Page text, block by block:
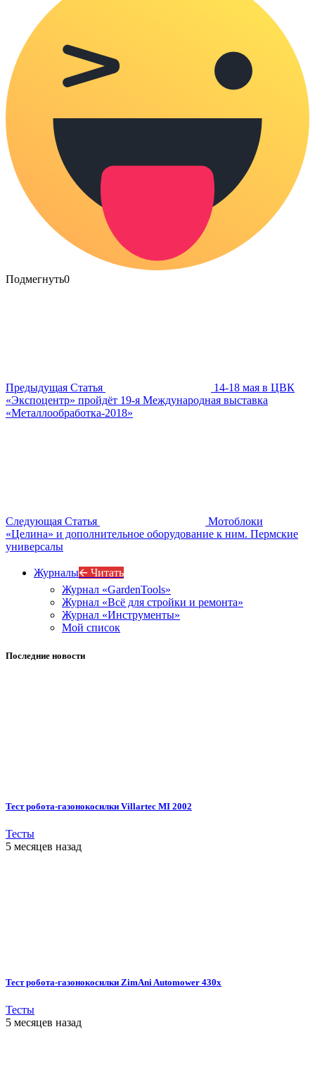
Подмегнуть0
Предыдущая Статья
14-18 мая в ЦВК
«Экспоцентр» пройдёт 19-я Международная выставка
«Металлообработка-2018»
Следующая Статья
Мотоблоки
«Целина» и дополнительное оборудование к ним. Пермские
универсалы
Журналы🡨 Читать
Журнал «GardenTools»
Журнал «Всё для стройки и ремонта»
Журнал «Инструменты»
Мой список
Последние новости
Тест робота-газонокосилки Villartec MI 2002
Тесты
5 месяцев назад
Тест робота-газонокосилки ZimAni Automower 430х
Тесты
5 месяцев назад